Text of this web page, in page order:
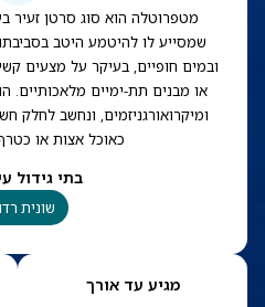
מטפרוטלה הוא סוג סרטן זעיר
שמסייע לו להיטמע היטב
ובמים חופיים, בעיקר על מצעים
או מבנים תת-ימיים מלאכותיים.
ומיקרואורגניזמים, ונחשב לחלק
כאוכל אצות או
בתי גידול
שונית
מגיע עד אורך